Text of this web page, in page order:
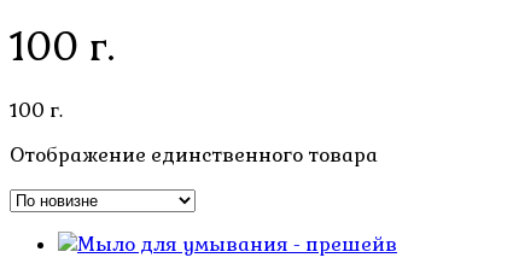
100 г.
100 г.
Отображение единственного товара